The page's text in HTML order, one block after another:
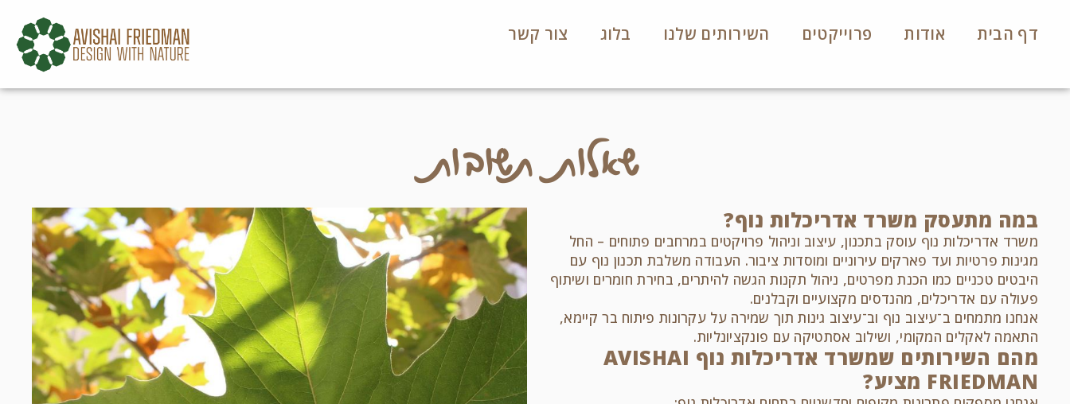
דף הבית אודות פרוייקטים השירותים שלנו בלוג צור קשר
שאלות תשובות
במה מתעסק משרד אדריכלות נוף?
משרד אדריכלות נוף עוסק בתכנון, עיצוב וניהול פרויקטים במרחבים פתוחים – החל
מגינות פרטיות ועד פארקים עירוניים ומוסדות ציבור. העבודה משלבת תכנון נוף עם
היבטים טכניים כמו הכנת מפרטים, ניהול תקנות הגשה להיתרים, בחירת חומרים ושיתוף
פעולה עם אדריכלים, מהנדסים מקצועיים וקבלנים.
אנחנו מתמחים ב־עיצוב נוף וב־עיצוב גינות תוך שמירה על עקרונות פיתוח בר קיימא,
התאמה לאקלים המקומי, ושילוב אסתטיקה עם פונקציונליות.
מהם השירותים שמשרד אדריכלות נוף AVISHAI
FRIEDMAN מציע?